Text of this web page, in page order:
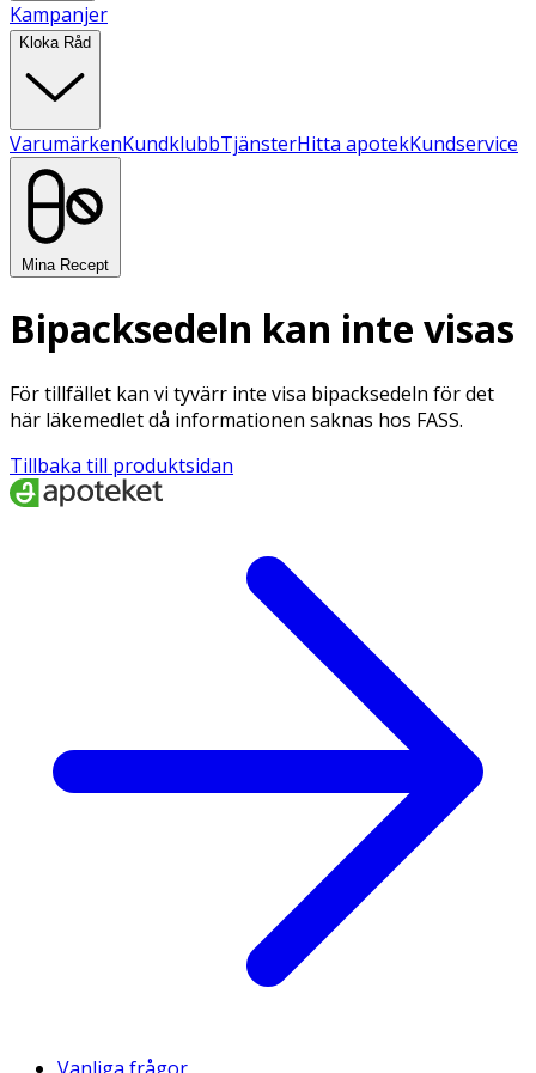
Kampanjer
Kloka Råd
VarumärkenKundklubbTjänsterHitta apotekKundservice
Mina Recept
Bipacksedeln kan inte visas
För tillfället kan vi tyvärr inte visa bipacksedeln för det
här läkemedlet då informationen saknas hos FASS.
Tillbaka till produktsidan